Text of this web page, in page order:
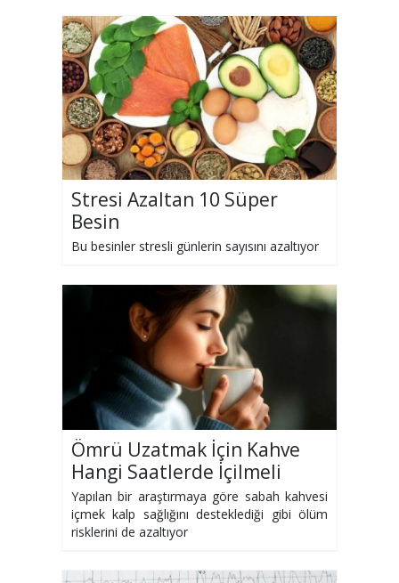
Stresi Azaltan 10 Süper
Besin
Bu besinler stresli günlerin sayısını azaltıyor
Ömrü Uzatmak İçin Kahve
Hangi Saatlerde İçilmeli
Yapılan bir araştırmaya göre sabah kahvesi
içmek kalp sağlığını desteklediği gibi ölüm
risklerini de azaltıyor